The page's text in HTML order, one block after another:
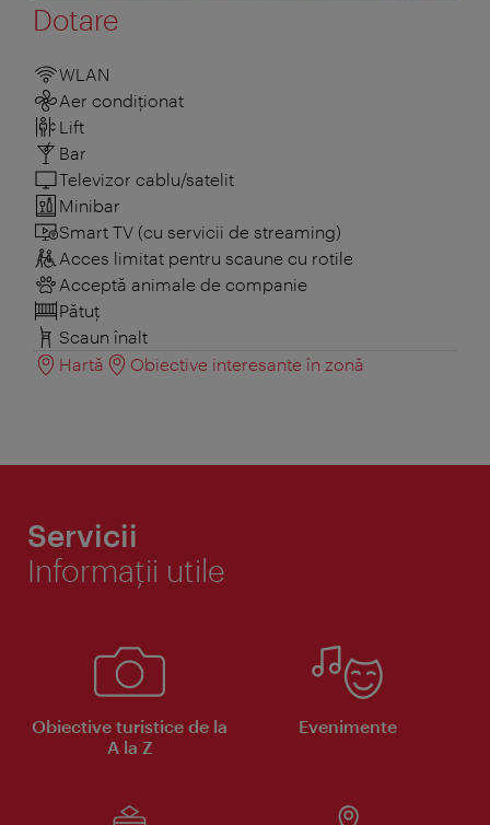
Dotare
WLAN
Aer condiționat
Lift
Bar
Televizor cablu/satelit
Minibar
Smart TV (cu servicii de streaming)
Acces limitat pentru scaune cu rotile
Acceptă animale de companie
Pătuţ
Scaun înalt
Hartă
Obiective interesante în zonă
Servicii
Informaţii utile
Obiective turistice de la
A la Z
Evenimente